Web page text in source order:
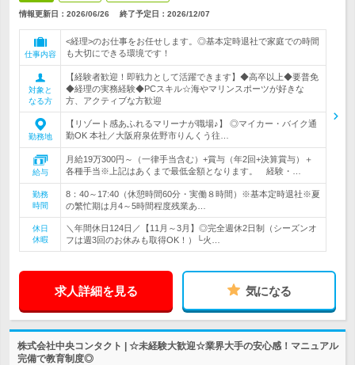
情報更新日：2026/06/26 終了予定日： 2026/12/07
仕事内容
<経理>のお仕事をお任せします。◎基本定時退社で家庭での時間
も大切にできる環境です！
対象と
なる方
【経験者歓迎！即戦力として活躍できます】◆高卒以上◆要普免
◆経理の実務経験◆PCスキル☆海やマリンスポーツが好きな
方、アクティブな方歓迎
勤務地
【リゾート感あふれるマリーナが職場♪】 ◎マイカー・バイク通
勤OK 本社／大阪府泉佐野市りんくう往…
給与
月給19万300円～（一律手当含む）+賞与（年2回+決算賞与）＋
各種手当※上記はあくまで最低金額となります。 経験・…
勤務
時間
8：40～17:40（休憩時間60分・実働８時間）※基本定時退社※夏
の繁忙期は月4～5時間程度残業あ…
休日
休暇
＼年間休日124日／【11月～3月】◎完全週休2日制（シーズンオ
フは週3回のお休みも取得OK！）└火…
求人詳細を見る 気になる
株式会社中央コンタクト | ☆未経験大歓迎☆業界大手の安心感！マニュアル
完備で教育制度◎